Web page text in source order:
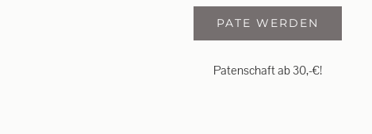
PATE WERDEN
Patenschaft ab 30,-€!